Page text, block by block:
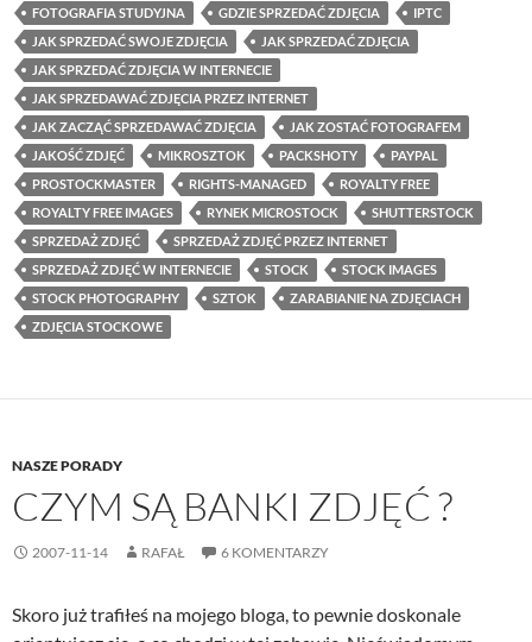
FOTOGRAFIA STUDYJNA
GDZIE SPRZEDAĆ ZDJĘCIA
IPTC
JAK SPRZEDAĆ SWOJE ZDJĘCIA
JAK SPRZEDAĆ ZDJĘCIA
JAK SPRZEDAĆ ZDJĘCIA W INTERNECIE
JAK SPRZEDAWAĆ ZDJĘCIA PRZEZ INTERNET
JAK ZACZĄĆ SPRZEDAWAĆ ZDJĘCIA
JAK ZOSTAĆ FOTOGRAFEM
JAKOŚĆ ZDJĘĆ
MIKROSZTOK PACKSHOTY
PAYPAL
PROSTOCKMASTER
RIGHTS-MANAGED
ROYALTY FREE
ROYALTY FREE IMAGES
RYNEK MICROSTOCK
SHUTTERSTOCK
SPRZEDAŻ ZDJĘĆ
SPRZEDAŻ ZDJĘĆ PRZEZ INTERNET
SPRZEDAŻ ZDJĘĆ W INTERNECIE
STOCK
STOCK IMAGES
STOCK PHOTOGRAPHY
SZTOK
ZARABIANIE NA ZDJĘCIACH
ZDJĘCIA STOCKOWE
NASZE PORADY
CZYM SĄ BANKI ZDJĘĆ ?
2007-11-14 RAFAŁ 6 KOMENTARZY
Skoro już trafiłeś na mojego bloga, to pewnie doskonale